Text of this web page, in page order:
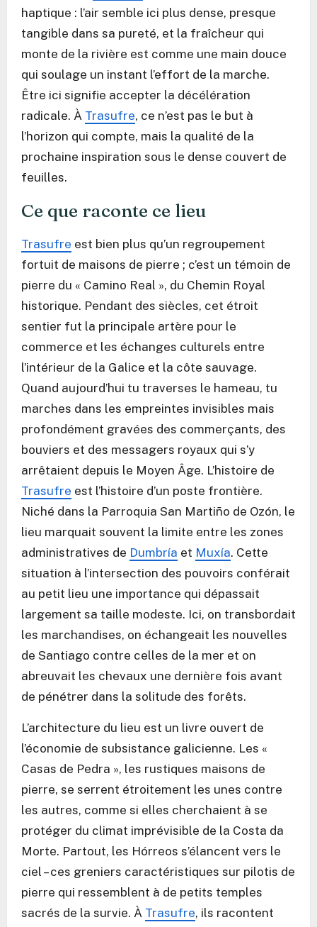
haptique : l’air semble ici plus dense, presque
tangible dans sa pureté, et la fraîcheur qui
monte de la rivière est comme une main douce
qui soulage un instant l’effort de la marche.
Être ici signifie accepter la décélération
radicale. À Trasufre, ce n’est pas le but à
l’horizon qui compte, mais la qualité de la
prochaine inspiration sous le dense couvert de
feuilles.
Ce que raconte ce lieu
Trasufre est bien plus qu’un regroupement
fortuit de maisons de pierre ; c’est un témoin de
pierre du « Camino Real », du Chemin Royal
historique. Pendant des siècles, cet étroit
sentier fut la principale artère pour le
commerce et les échanges culturels entre
l’intérieur de la Galice et la côte sauvage.
Quand aujourd’hui tu traverses le hameau, tu
marches dans les empreintes invisibles mais
profondément gravées des commerçants, des
bouviers et des messagers royaux qui s’y
arrêtaient depuis le Moyen Âge. L’histoire de
Trasufre est l’histoire d’un poste frontière.
Niché dans la Parroquia San Martiño de Ozón, le
lieu marquait souvent la limite entre les zones
administratives de Dumbría et Muxía. Cette
situation à l’intersection des pouvoirs conférait
au petit lieu une importance qui dépassait
largement sa taille modeste. Ici, on transbordait
les marchandises, on échangeait les nouvelles
de Santiago contre celles de la mer et on
abreuvait les chevaux une dernière fois avant
de pénétrer dans la solitude des forêts.
L’architecture du lieu est un livre ouvert de
l’économie de subsistance galicienne. Les «
Casas de Pedra », les rustiques maisons de
pierre, se serrent étroitement les unes contre
les autres, comme si elles cherchaient à se
protéger du climat imprévisible de la Costa da
Morte. Partout, les Hórreos s’élancent vers le
ciel – ces greniers caractéristiques sur pilotis de
pierre qui ressemblent à de petits temples
sacrés de la survie. À Trasufre, ils racontent